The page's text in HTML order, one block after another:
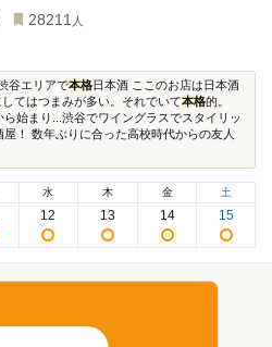
28211 人
谷エリアで本格日本酒 ここのお店は日本酒
てはつまみが多い。それでいて本格的。
始まり...渋谷でワイングラスでスタイリッ
屋！ 数年ぶりに合った高校時代からの友人
水
12
木
13
金
14
土
15